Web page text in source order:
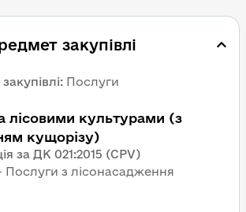
закупівлі
: Послуги
лісовими культурами (з
кущорізу)
за ДК 021:2015 (CPV)
Послуги з лісонасадження